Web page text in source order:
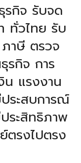
รกิจ รับจด
ทั่วไทย รับ
าษี ตรวจ
รกิจ การ
น แรงงาน
ระสบการณ์
ระสิทธิภาพ
ตรงไปตรง